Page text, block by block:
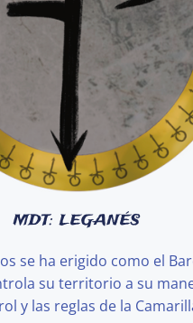
MDT: LEGANÉS
se ha erigido como el
su territorio a su
y las reglas de la